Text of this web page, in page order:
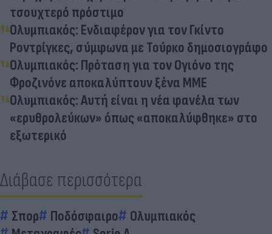
τσουχτερό πρόστιμο
Ολυμπιακός: Ενδιαφέρον για τον Γκίντο
Ροντρίγκες, σύμφωνα με Τούρκο δημοσιογράφο
Ολυμπιακός: Πρόταση για τον Ογιόνο της
Φροζινόνε αποκαλύπτουν ξένα ΜΜΕ
Ολυμπιακός: Αυτή είναι η νέα φανέλα των
«ερυθρολεύκων» όπως «αποκαλύφθηκε» στο
εξωτερικό
Διάβασε περισσότερα
Σπορ Ποδόσφαιρο
Ολυμπιακός